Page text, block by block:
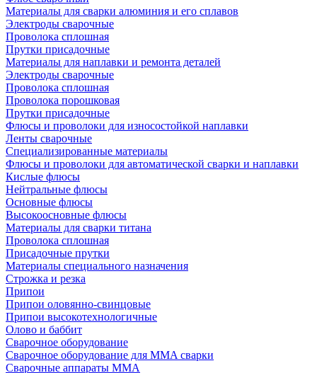
Материалы для сварки алюминия и его сплавов
Электроды сварочные
Проволока сплошная
Прутки присадочные
Материалы для наплавки и ремонта деталей
Электроды сварочные
Проволока сплошная
Проволока порошковая
Прутки присадочные
Флюсы и проволоки для износостойкой наплавки
Ленты сварочные
Специализированные материалы
Флюсы и проволоки для автоматической сварки и наплавки
Кислые флюсы
Нейтральные флюсы
Основные флюсы
Высокоосновные флюсы
Материалы для сварки титана
Проволока сплошная
Присадочные прутки
Материалы специального назначения
Строжка и резка
Припои
Припои оловянно-свинцовые
Припои высокотехнологичные
Олово и баббит
Сварочное оборудование
Сварочное оборудование для MMA сварки
Сварочные аппараты MMA